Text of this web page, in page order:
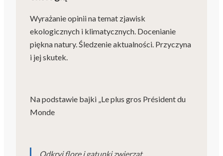
Wyrażanie opinii na temat zjawisk
ekologicznych i klimatycznych. Docenianie
piękna natury. Śledzenie aktualności. Przyczyna
i jej skutek.
Na podstawie bajki „Le plus gros Président du
Monde
Odkryj florę i gatunki zwierząt